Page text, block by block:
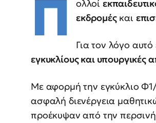
Π ολλοί
εκδρομέςκαι
Για τον λόγο
εγκυκλίους και υπουργικές
Με αφορμή την εγκύκλιο
ασφαλή διενέργεια
προέκυψαν από την